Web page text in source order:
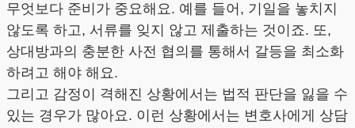
무엇보다 준비가 중요해요. 예를 들어, 기일을 놓치지
않도록 하고, 서류를 잊지 않고 제출하는 것이죠. 또,
상대방과의 충분한 사전 협의를 통해서 갈등을 최소화
하려고 해야 해요.
그리고 감정이 격해진 상황에서는 법적 판단을 잃을 수
있는 경우가 많아요. 이런 상황에서는 변호사에게 상담